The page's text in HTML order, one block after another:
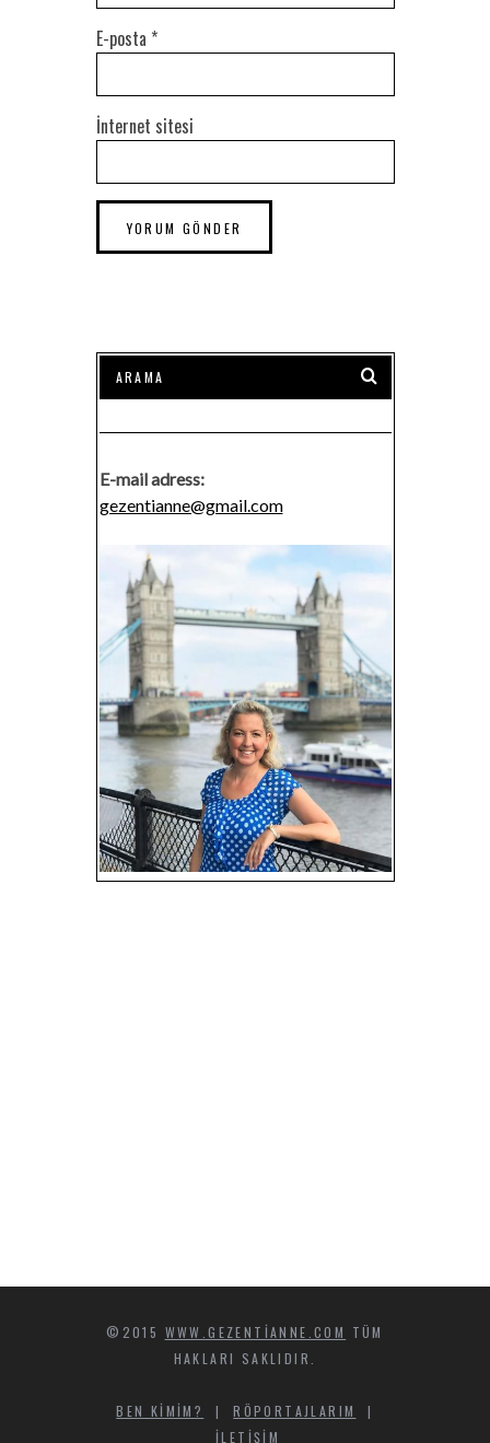
E-posta *
İnternet sitesi
E-mail adress:
gezentianne@gmail.com
©2015 WWW.GEZENTIANNE.COM TÜM
HAKLARI SAKLIDIR.
BEN KIMIM? |RÖPORTAJLARIM
|
İLETIŞIM